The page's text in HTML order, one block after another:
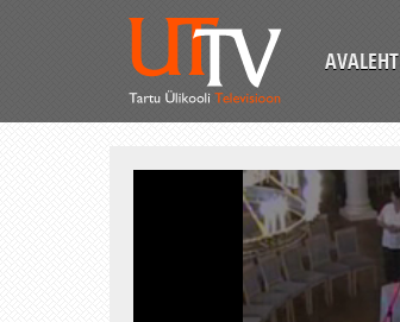
AVALEHT